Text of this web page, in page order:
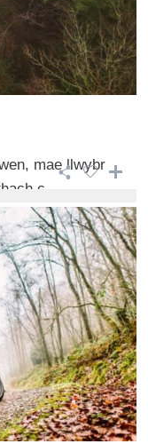
mae llwybr
c ...